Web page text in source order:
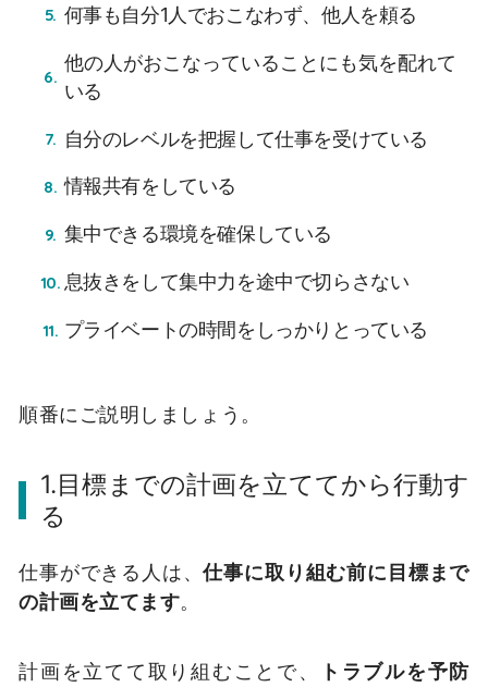
何事も自分1人でおこなわず、他人を頼る
他の人がおこなっていることにも気を配れて
いる
自分のレベルを把握して仕事を受けている
情報共有をしている
集中できる環境を確保している
息抜きをして集中力を途中で切らさない
プライベートの時間をしっかりとっている
順番にご説明しましょう。
1.目標までの計画を立ててから行動す
る
仕事ができる人は、仕事に取り組む前に目標まで
の計画を立てます。
計画を立てて取り組むことで、
トラブルを予防